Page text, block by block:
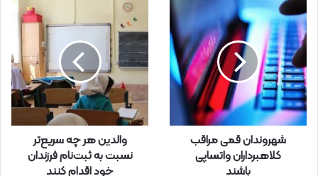
ل
خ
و
د
ر
ا
و
ا
ر
شهروندان قمی مراقب
کلاهبرداران واتساپی
باشند
والدین هر چه سریع‌تر
نسبت به ثبت‌نام فرزندان
خود اقدام کنند